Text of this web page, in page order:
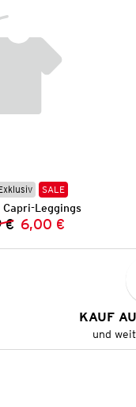
SALE
Capri-Leggings
Vorheriger Preis:
€ Neuer Preis:
6,00 €
KAUF
und